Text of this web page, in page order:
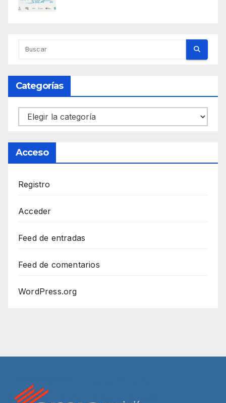
Categorías
Categorías
Acceso
Registro
Acceder
Feed de entradas
Feed de comentarios
WordPress.org